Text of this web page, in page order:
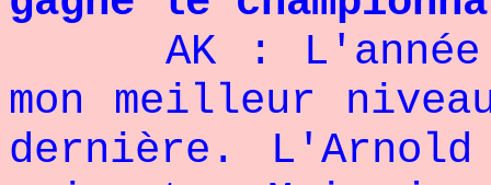
AK :
mon meilleur
dernière.